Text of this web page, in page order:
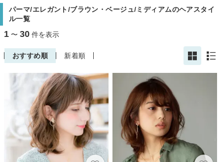
パーマ/エレガント/ブラウン・ベージュ/ミディアムのヘアスタイ
ル一覧
1 〜 30 件を表示
おすすめ順 新着順